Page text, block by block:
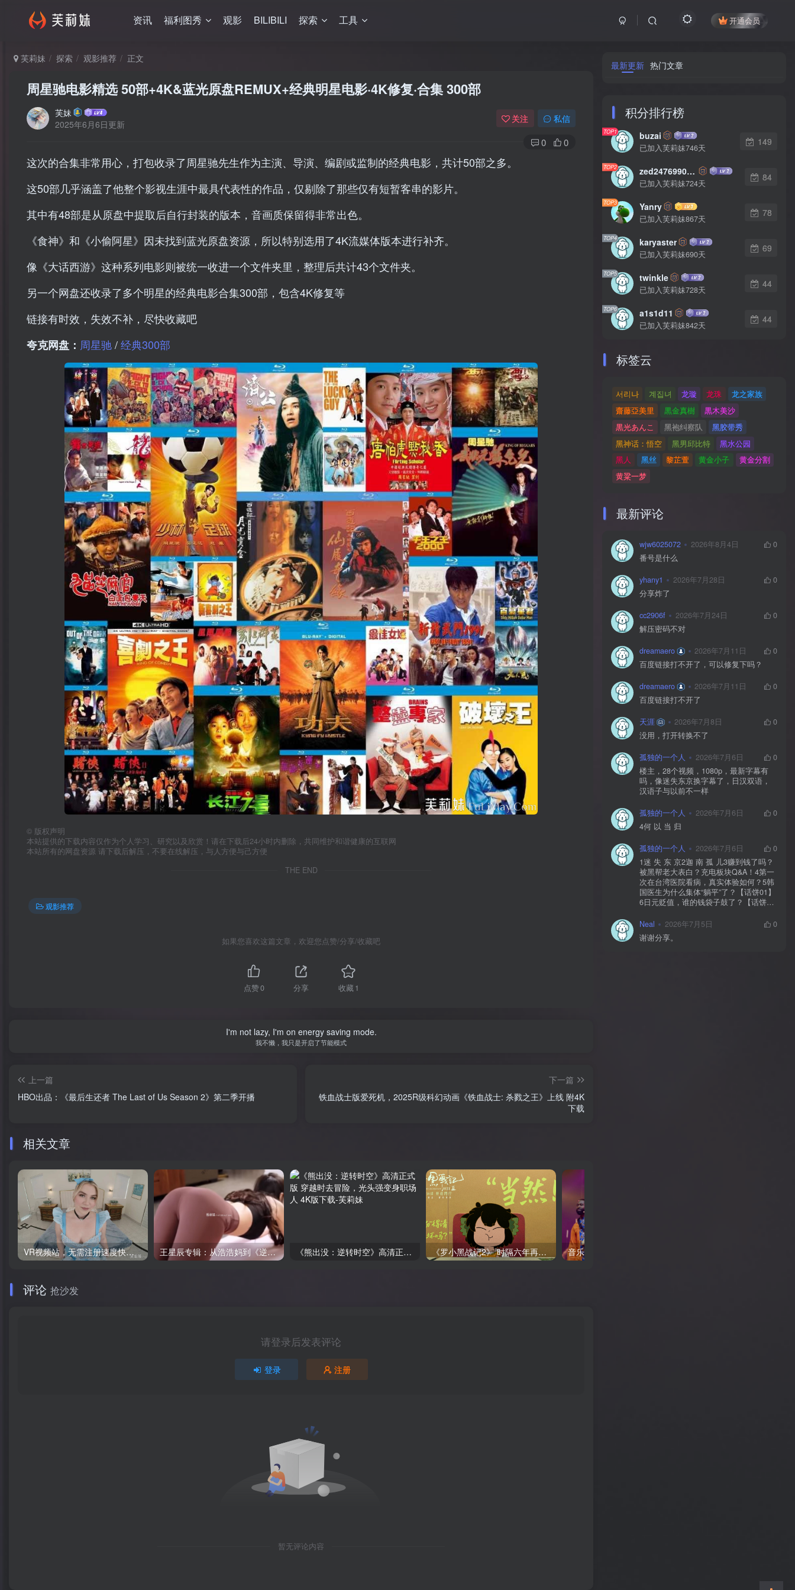
资讯 福利图秀 观影 BILIBILI 探索 工具 开通会员
芙莉妹 探索 观影推荐 正文
周星驰电影精选 50部+4K&蓝光原盘REMUX+经典明星电影·4K修复·合集 300部
芙妹
2025年6月6日更新
关注 私信
0 0
这次的合集非常用心，打包收录了周星驰先生作为主演、导演、编剧或监制的经典电影，共计50部之多。
这50部几乎涵盖了他整个影视生涯中最具代表性的作品，仅剔除了那些仅有短暂客串的影片。
其中有48部是从原盘中提取后自行封装的版本，音画质保留得非常出色。
《食神》和《小偷阿星》因未找到蓝光原盘资源，所以特别选用了4K流媒体版本进行补齐。
像《大话西游》这种系列电影则被统一收进一个文件夹里，整理后共计43个文件夹。
另一个网盘还收录了多个明星的经典电影合集300部，包含4K修复等
链接有时效，失效不补，尽快收藏吧
夸克网盘： 周星驰/经典300部
© 版权声明
本站提供的下载内容仅作为个人学习、研究以及欣赏！请在下载后24小时内删除，共同维护和谐健康的互联网
本站所有的网盘资源 请下载后解压，不要在线解压，与人方便与己方便
THE END
观影推荐
如果您喜欢这篇文章，欢迎您点赞/分享/收藏吧
点赞0 分享 收藏1
I'm not lazy, I'm on energy saving mode.
我不懒，我只是开启了节能模式
上一篇
HBO出品：《最后生还者 The Last of Us Season 2》第二季开播
下一篇
铁血战士版爱死机，2025R级科幻动画《铁血战士: 杀戮之王》上线 附4K
下载
相关文章
VR视频站，无需注册速度快，Oculus Quest VR 必备站 王星辰专辑：从浩浩妈到《逆袭人生》20部网剧合集下载 《熊出没：逆转时空》高清正式版 穿越时去冒险，光头强变身职场人 4K版下载 《罗小黑战记2》 时隔六年再上线, 流媒体热度依旧不减 附相关影视作品合集
评论 抢沙发
请登录后发表评论
登录 注册
暂无评论内容
最新更新 热门文章
积分排行榜
TOP1 buzai
已加入芙莉妹746天
149
TOP2 zed2476990542
已加入芙莉妹724天
84
TOP3 Yanry
已加入芙莉妹867天
78
TOP4 karyaster
已加入芙莉妹690天
69
TOP5 twinkle
已加入芙莉妹728天
44
TOP6 a1s1d11
已加入芙莉妹842天
44
标签云
서리나 계집녀 龙璇 龙珠
龙之家族
齋藤亞美里
黒金真樹
黒木美沙
黒光あんこ
黑袍纠察队
黑胶带秀
黑神话：悟空
黑男邱比特
黑水公园
黑人
黑丝 黎芷萱 黄金小子
黄金分割
黄粱一梦
最新评论
wjw6025072 2026年8月4日
0
番号是什么
yhany1 2026年7月28日
0
分享炸了
cc2906f 2026年7月24日
0
解压密码不对
dreamaero 2026年7月11日
0
百度链接打不开了，可以修复下吗？
dreamaero 2026年7月11日
0
百度链接打不开了
天涯 2026年7月8日
0
没用，打开转换不了
孤独的一个人 2026年7月6日
0
楼主，28个视频，1080p，最新字幕有
吗，像迷失东京换字幕了，日汉双语，
汉语子与以前不一样
孤独的一个人 2026年7月6日
0
4何 以 当 归
孤独的一个人 2026年7月6日
0
1迷 失 东 京2迦 南 孤 儿3赚到钱了吗？
被黑帮老大表白？充电板块Q&A！4第一
次在台湾医院看病，真实体验如何？5韩
国医生为什么集体“躺平”了？【话饼01】
6日元贬值，谁的钱袋子鼓了？【话饼
【下】9神 佑 之 地10不 愈 之 殇11你 好
美 国12独 自 等 待13中国人拍的阿根
廷，阿根廷人怎么看？【独自等待
Neal 2026年7月5日
0
谢谢分享。